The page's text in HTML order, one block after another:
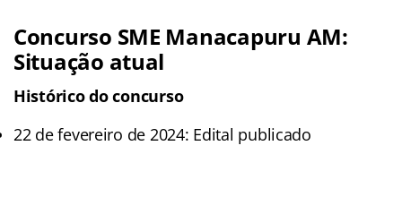
Concurso SME Manacapuru AM:
Situação atual
Histórico do concurso
22 de fevereiro de 2024: Edital publicado